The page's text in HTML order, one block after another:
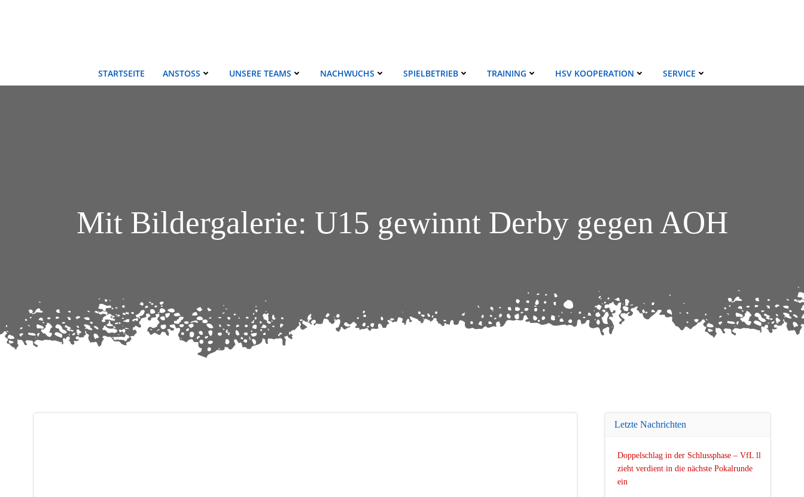
STARTSEITE ANSTOSS UNSERE TEAMS NACHWUCHS SPIELBETRIEB TRAINING HSV KOOPERATION SERVICE
Mit Bildergalerie: U15 gewinnt Derby gegen AOH
Letzte Nachrichten
Doppelschlag in der Schlussphase – VfL ll
zieht verdient in die nächste Pokalrunde
ein